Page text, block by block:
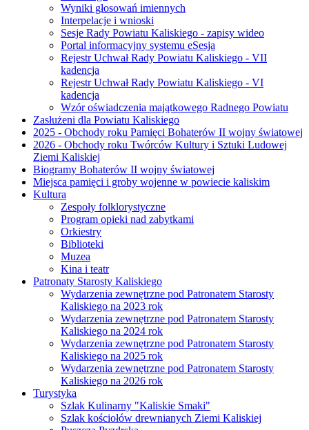
Wyniki głosowań imiennych
Interpelacje i wnioski
Sesje Rady Powiatu Kaliskiego - zapisy wideo
Portal informacyjny systemu eSesja
Rejestr Uchwał Rady Powiatu Kaliskiego - VII
kadencja
Rejestr Uchwał Rady Powiatu Kaliskiego - VI
kadencja
Wzór oświadczenia majątkowego Radnego Powiatu
Zasłużeni dla Powiatu Kaliskiego
2025 - Obchody roku Pamięci Bohaterów II wojny światowej
2026 - Obchody roku Twórców Kultury i Sztuki Ludowej
Ziemi Kaliskiej
Biogramy Bohaterów II wojny światowej
Miejsca pamięci i groby wojenne w powiecie kaliskim
Kultura
Zespoły folklorystyczne
Program opieki nad zabytkami
Orkiestry
Biblioteki
Muzea
Kina i teatr
Patronaty Starosty Kaliskiego
Wydarzenia zewnętrzne pod Patronatem Starosty
Kaliskiego na 2023 rok
Wydarzenia zewnętrzne pod Patronatem Starosty
Kaliskiego na 2024 rok
Wydarzenia zewnętrzne pod Patronatem Starosty
Kaliskiego na 2025 rok
Wydarzenia zewnętrzne pod Patronatem Starosty
Kaliskiego na 2026 rok
Turystyka
Szlak Kulinarny "Kaliskie Smaki"
Szlak kościołów drewnianych Ziemi Kaliskiej